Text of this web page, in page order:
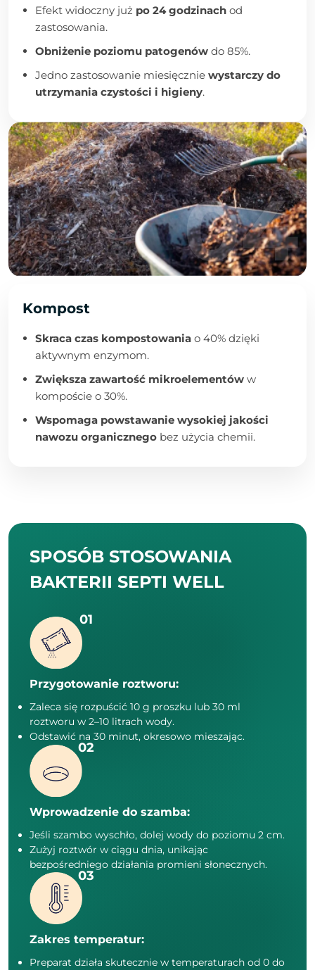
Efekt widoczny już po 24 godzinach od
zastosowania.
Obniżenie poziomu patogenów do 85%.
Jedno zastosowanie miesięcznie wystarczy do
utrzymania czystości i higieny.
Kompost
Skraca czas kompostowania o 40% dzięki
aktywnym enzymom.
Zwiększa zawartość mikroelementów w
kompoście o 30%.
Wspomaga powstawanie wysokiej jakości
nawozu organicznego bez użycia chemii.
SPOSÓB STOSOWANIA
BAKTERII SEPTI WELL
Przygotowanie roztworu:
Zaleca się rozpuścić 10 g proszku lub 30 ml
roztworu w 2–10 litrach wody.
Odstawić na 30 minut, okresowo mieszając.
Wprowadzenie do szamba:
Jeśli szambo wyschło, dolej wody do poziomu 2 cm.
Zużyj roztwór w ciągu dnia, unikając
bezpośredniego działania promieni słonecznych.
Zakres temperatur:
Preparat działa skutecznie w temperaturach od 0 do